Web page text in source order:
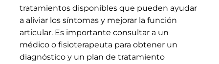
tratamientos disponibles que pueden ayudar
a aliviar los síntomas y mejorar la función
articular. Es importante consultar a un
médico o fisioterapeuta para obtener un
diagnóstico y un plan de tratamiento